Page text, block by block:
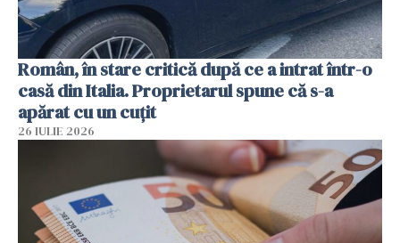
Român, în stare critică după ce a intrat într-o
casă din Italia. Proprietarul spune că s-a
apărat cu un cuțit
26 IULIE 2026